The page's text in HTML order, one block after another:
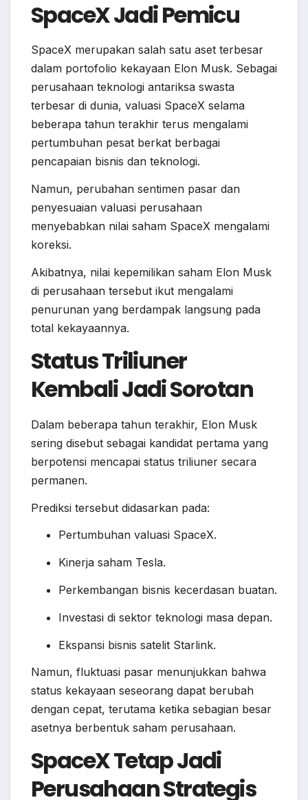
SpaceX Jadi Pemicu
SpaceX merupakan salah satu aset terbesar
dalam portofolio kekayaan Elon Musk. Sebagai
perusahaan teknologi antariksa swasta
terbesar di dunia, valuasi SpaceX selama
beberapa tahun terakhir terus mengalami
pertumbuhan pesat berkat berbagai
pencapaian bisnis dan teknologi.
Namun, perubahan sentimen pasar dan
penyesuaian valuasi perusahaan
menyebabkan nilai saham SpaceX mengalami
koreksi.
Akibatnya, nilai kepemilikan saham Elon Musk
di perusahaan tersebut ikut mengalami
penurunan yang berdampak langsung pada
total kekayaannya.
Status Triliuner
Kembali Jadi Sorotan
Dalam beberapa tahun terakhir, Elon Musk
sering disebut sebagai kandidat pertama yang
berpotensi mencapai status triliuner secara
permanen.
Prediksi tersebut didasarkan pada:
Pertumbuhan valuasi SpaceX.
Kinerja saham Tesla.
Perkembangan bisnis kecerdasan buatan.
Investasi di sektor teknologi masa depan.
Ekspansi bisnis satelit Starlink.
Namun, fluktuasi pasar menunjukkan bahwa
status kekayaan seseorang dapat berubah
dengan cepat, terutama ketika sebagian besar
asetnya berbentuk saham perusahaan.
SpaceX Tetap Jadi
Perusahaan Strategis